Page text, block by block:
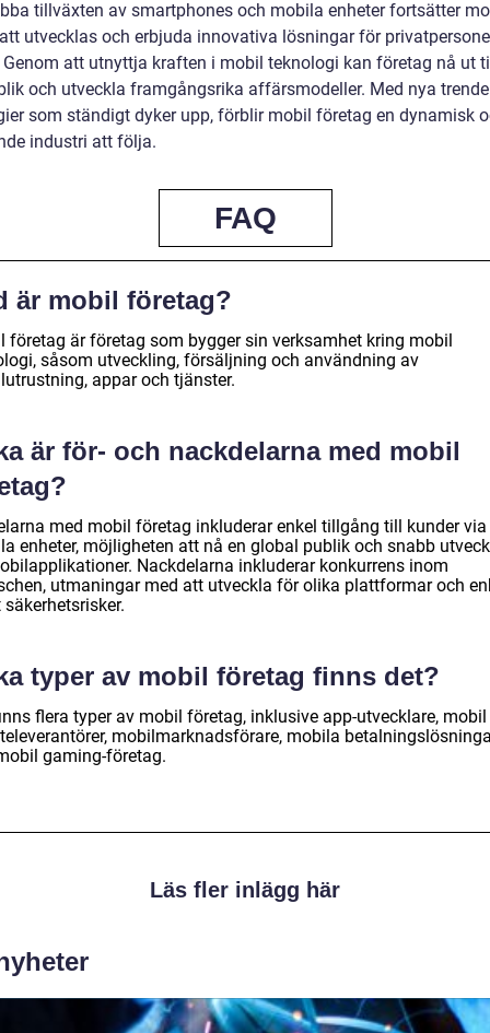
tillväxten av smartphones och mobila enheter fortsätter
utvecklas och erbjuda innovativa lösningar för
att utnyttja kraften i mobil teknologi kan företag nå ut
och utveckla framgångsrika affärsmodeller. Med nya
som ständigt dyker upp, förblir mobil företag en dynamisk
industri att följa.
FAQ
är mobil företag?
företag är företag som bygger sin verksamhet kring mobil
såsom utveckling, försäljning och användning av
appar och tjänster.
är för- och nackdelarna med mobil
med mobil företag inkluderar enkel tillgång till kunder via
enheter, möjligheten att nå en global publik och snabb
Nackdelarna inkluderar konkurrens inom
utmaningar med att utveckla för olika plattformar och
typer av mobil företag finns det?
flera typer av mobil företag, inklusive app-utvecklare, mobil
mobilmarknadsförare, mobila
gaming-företag.
Läs fler inlägg här